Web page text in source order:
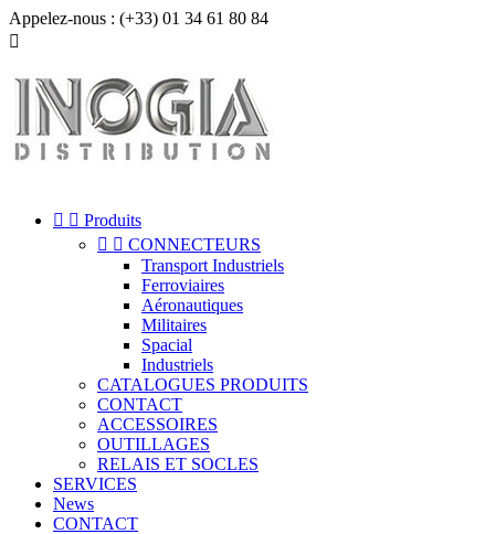
Appelez-nous : (+33) 01 34 61 80 84

  Produits
  CONNECTEURS
Transport Industriels
Ferroviaires
Aéronautiques
Militaires
Spacial
Industriels
CATALOGUES PRODUITS
CONTACT
ACCESSOIRES
OUTILLAGES
RELAIS ET SOCLES
SERVICES
News
CONTACT